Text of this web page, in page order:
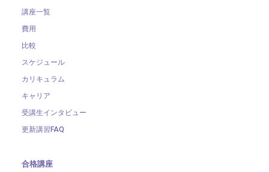
講座一覧
費用
比較
スケジュール
カリキュラム
キャリア
受講生インタビュー
更新講習FAQ
合格講座